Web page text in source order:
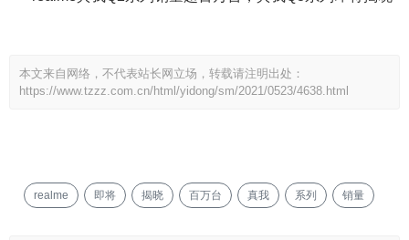
本文来自网络，不代表站长网立场，转载请注明出处：
https://www.tzzz.com.cn/html/yidong/sm/2021/0523/4638.html
realme 即将 揭晓 百万台 真我 系列 销量